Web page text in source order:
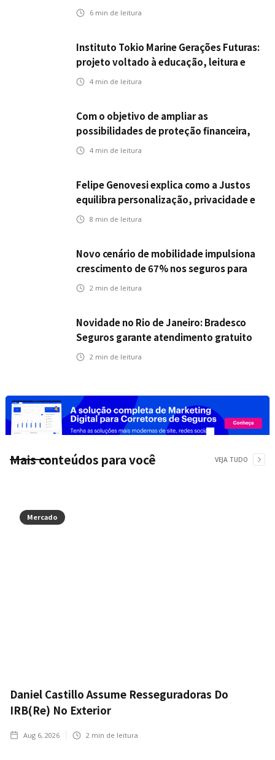
da ENS
6 min de leitura
Instituto Tokio Marine Gerações Futuras:
projeto voltado à educação, leitura e
empregabilidade
4 min de leitura
Com o objetivo de ampliar as
possibilidades de proteção financeira,
Icatu Seguros eleva capital segurado
4 min de leitura
Felipe Genovesi explica como a Justos
equilibra personalização, privacidade e
tecnologia
8 min de leitura
Novo cenário de mobilidade impulsiona
crescimento de 67% nos seguros para
veículos elétricos da Bradesco Seguros
2 min de leitura
Novidade no Rio de Janeiro: Bradesco
Seguros garante atendimento gratuito
na Ponte Rio-Niterói
2 min de leitura
Mais conteúdos para você VEJA TUDO
Mercado
Daniel Castillo Assume Resseguradoras Do
IRB(Re) No Exterior
Aug 6, 2026 2 min de leitura